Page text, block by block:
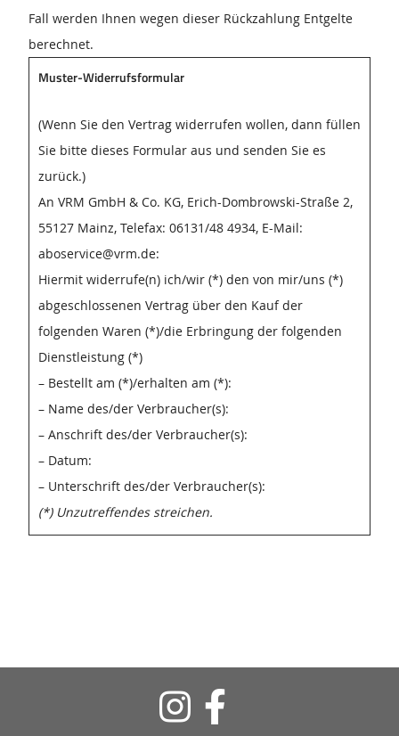
Fall werden Ihnen wegen dieser Rückzahlung Entgelte
berechnet.
Muster-Widerrufsformular
(Wenn Sie den Vertrag widerrufen wollen, dann füllen
Sie bitte dieses Formular aus und senden Sie es
zurück.)
An VRM GmbH & Co. KG, Erich-Dombrowski-Straße 2,
55127 Mainz, Telefax: 06131/48 4934, E-Mail:
aboservice@vrm.de:
Hiermit widerrufe(n) ich/wir (*) den von mir/uns (*)
abgeschlossenen Vertrag über den Kauf der
folgenden Waren (*)/die Erbringung der folgenden
Dienstleistung (*)
– Bestellt am (*)/erhalten am (*):
– Name des/der Verbraucher(s):
– Anschrift des/der Verbraucher(s):
– Datum:
– Unterschrift des/der Verbraucher(s):
(*) Unzutreffendes streichen.
Soziale
Medien